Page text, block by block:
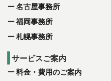
名古屋事務所
福岡事務所
札幌事務所
サービスご案内
料金・費用のご案内